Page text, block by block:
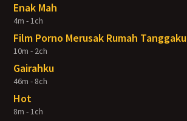
Enak Mah
4m - 1ch
Film Porno Merusak Rumah Tanggaku
10m - 2ch
Gairahku
46m - 8ch
Hot
8m - 1ch